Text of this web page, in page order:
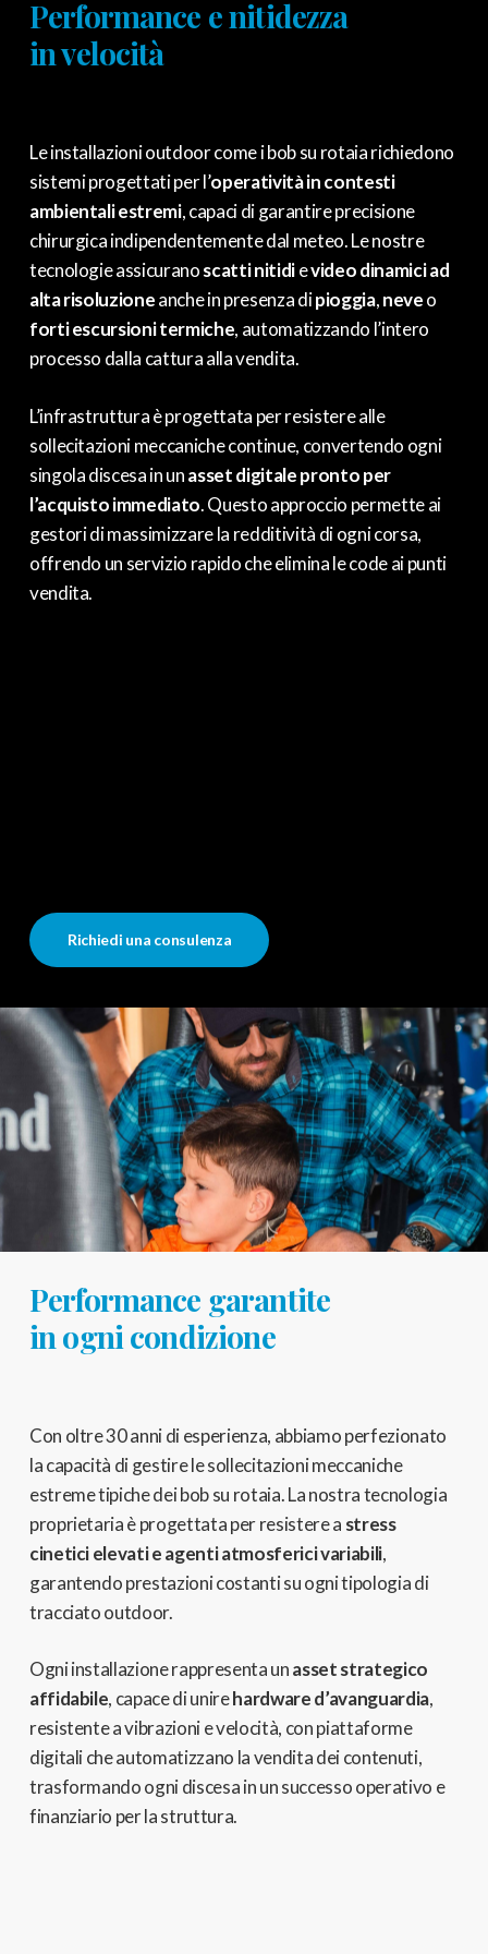
Performance e nitidezza
in velocità
Le installazioni outdoor come i bob su rotaia richiedono
sistemi progettati per l’operatività in contesti
ambientali estremi, capaci di garantire precisione
chirurgica indipendentemente dal meteo. Le nostre
tecnologie assicuranoscatti nitidievideo dinamici ad
alta risoluzioneanche in presenza dipioggia,neveo
forti escursioni termiche, automatizzando l’intero
processo dalla cattura alla vendita.
L’infrastruttura è progettata per resistere alle
sollecitazioni meccaniche continue, convertendo ogni
singola discesa in unasset digitale pronto per
l’acquisto immediato. Questo approccio permette ai
gestori di massimizzare la redditività di ogni corsa,
offrendo un servizio rapido che elimina le code ai punti
vendita.
Richiedi una consulenza
Performance garantite
in ogni condizione
Con oltre 30 anni di esperienza, abbiamo perfezionato
la capacità di gestire le sollecitazioni meccaniche
estreme tipiche dei bob su rotaia. La nostra tecnologia
proprietaria è progettata per resistere a stress
cinetici elevati e agenti atmosferici variabili,
garantendo prestazioni costanti su ogni tipologia di
tracciato outdoor.
Ogni installazione rappresenta unasset strategico
affidabile, capace di unirehardware d’avanguardia,
resistente a vibrazioni e velocità, con piattaforme
digitali che automatizzano la vendita dei contenuti,
trasformando ogni discesa in un successo operativo e
finanziario per la struttura.